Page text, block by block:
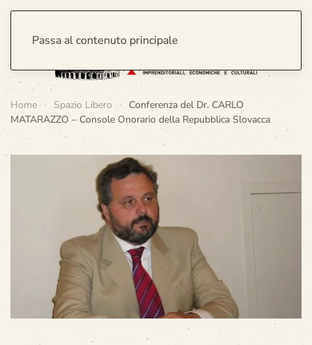
Passa al contenuto principale
Home Spazio Libero
Conferenza del Dr. CARLO
MATARAZZO – Console Onorario della Repubblica Slovacca